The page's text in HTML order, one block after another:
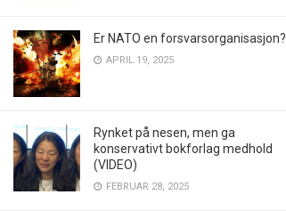
Er NATO en forsvarsorganisasjon?
APRIL 19, 2025
Rynket på nesen, men ga
konservativt bokforlag medhold
(VIDEO)
FEBRUAR 28, 2025